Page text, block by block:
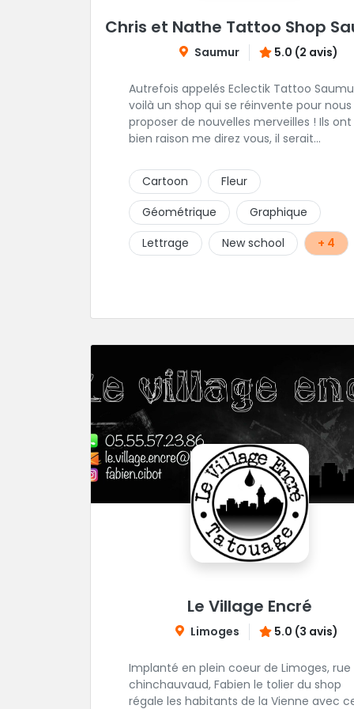
Chris et Nathe Tattoo Shop
Saumur 5.0 (2 avis)
Autrefois appelés Eclectik Tattoo
voilà un shop qui se réinvente pour nous
proposer de nouvelles merveilles ! Ils ont
bien raison me direz vous, il serait
talent pour les gribouillages
Ici, place au projet perso, ils savent
tout faire et vous offrons un
accompagnement propice à sublimer
idées. En plein centre de la ville, cadre et
ambiance génial, hygiène impeccable,
Cartoon
Fleur
Géométrique
Graphique
Lettrage
New school + 4
Le Village Encré
Limoges 5.0 (3 avis)
Implanté en plein coeur de Limoges, rue
chinchauvaud, Fabien le tolier du shop
régale les habitants de la Vienne avec